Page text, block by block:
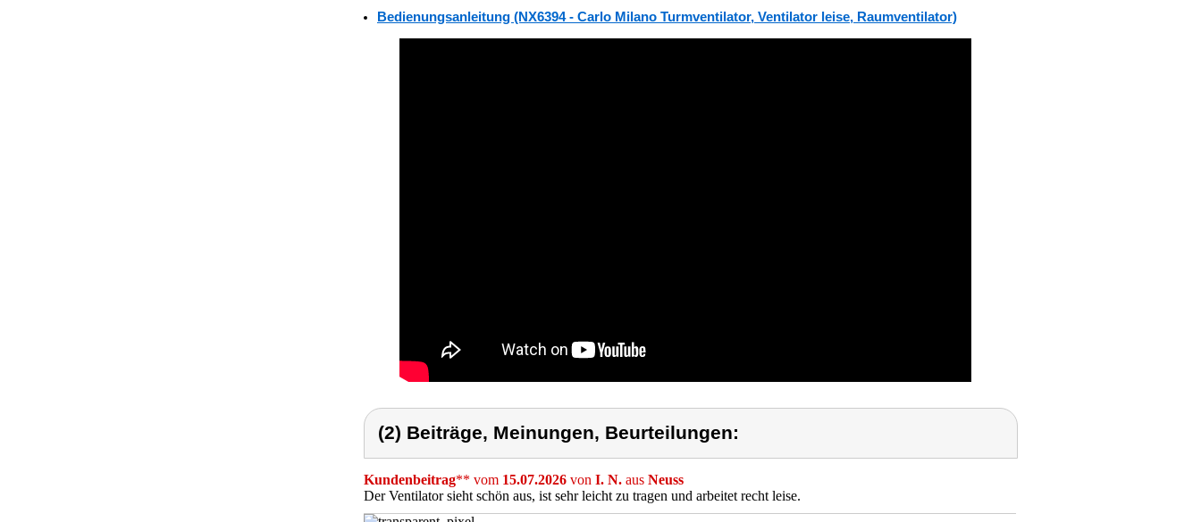
Bedienungsanleitung (NX6394 - Carlo Milano Turmventilator, Ventilator leise, Raumventilator)
(2) Beiträge, Meinungen, Beurteilungen:
Kundenbeitrag** vom 15.07.2026 von I. N. aus Neuss
Der Ventilator sieht schön aus, ist sehr leicht zu tragen und arbeitet recht leise.